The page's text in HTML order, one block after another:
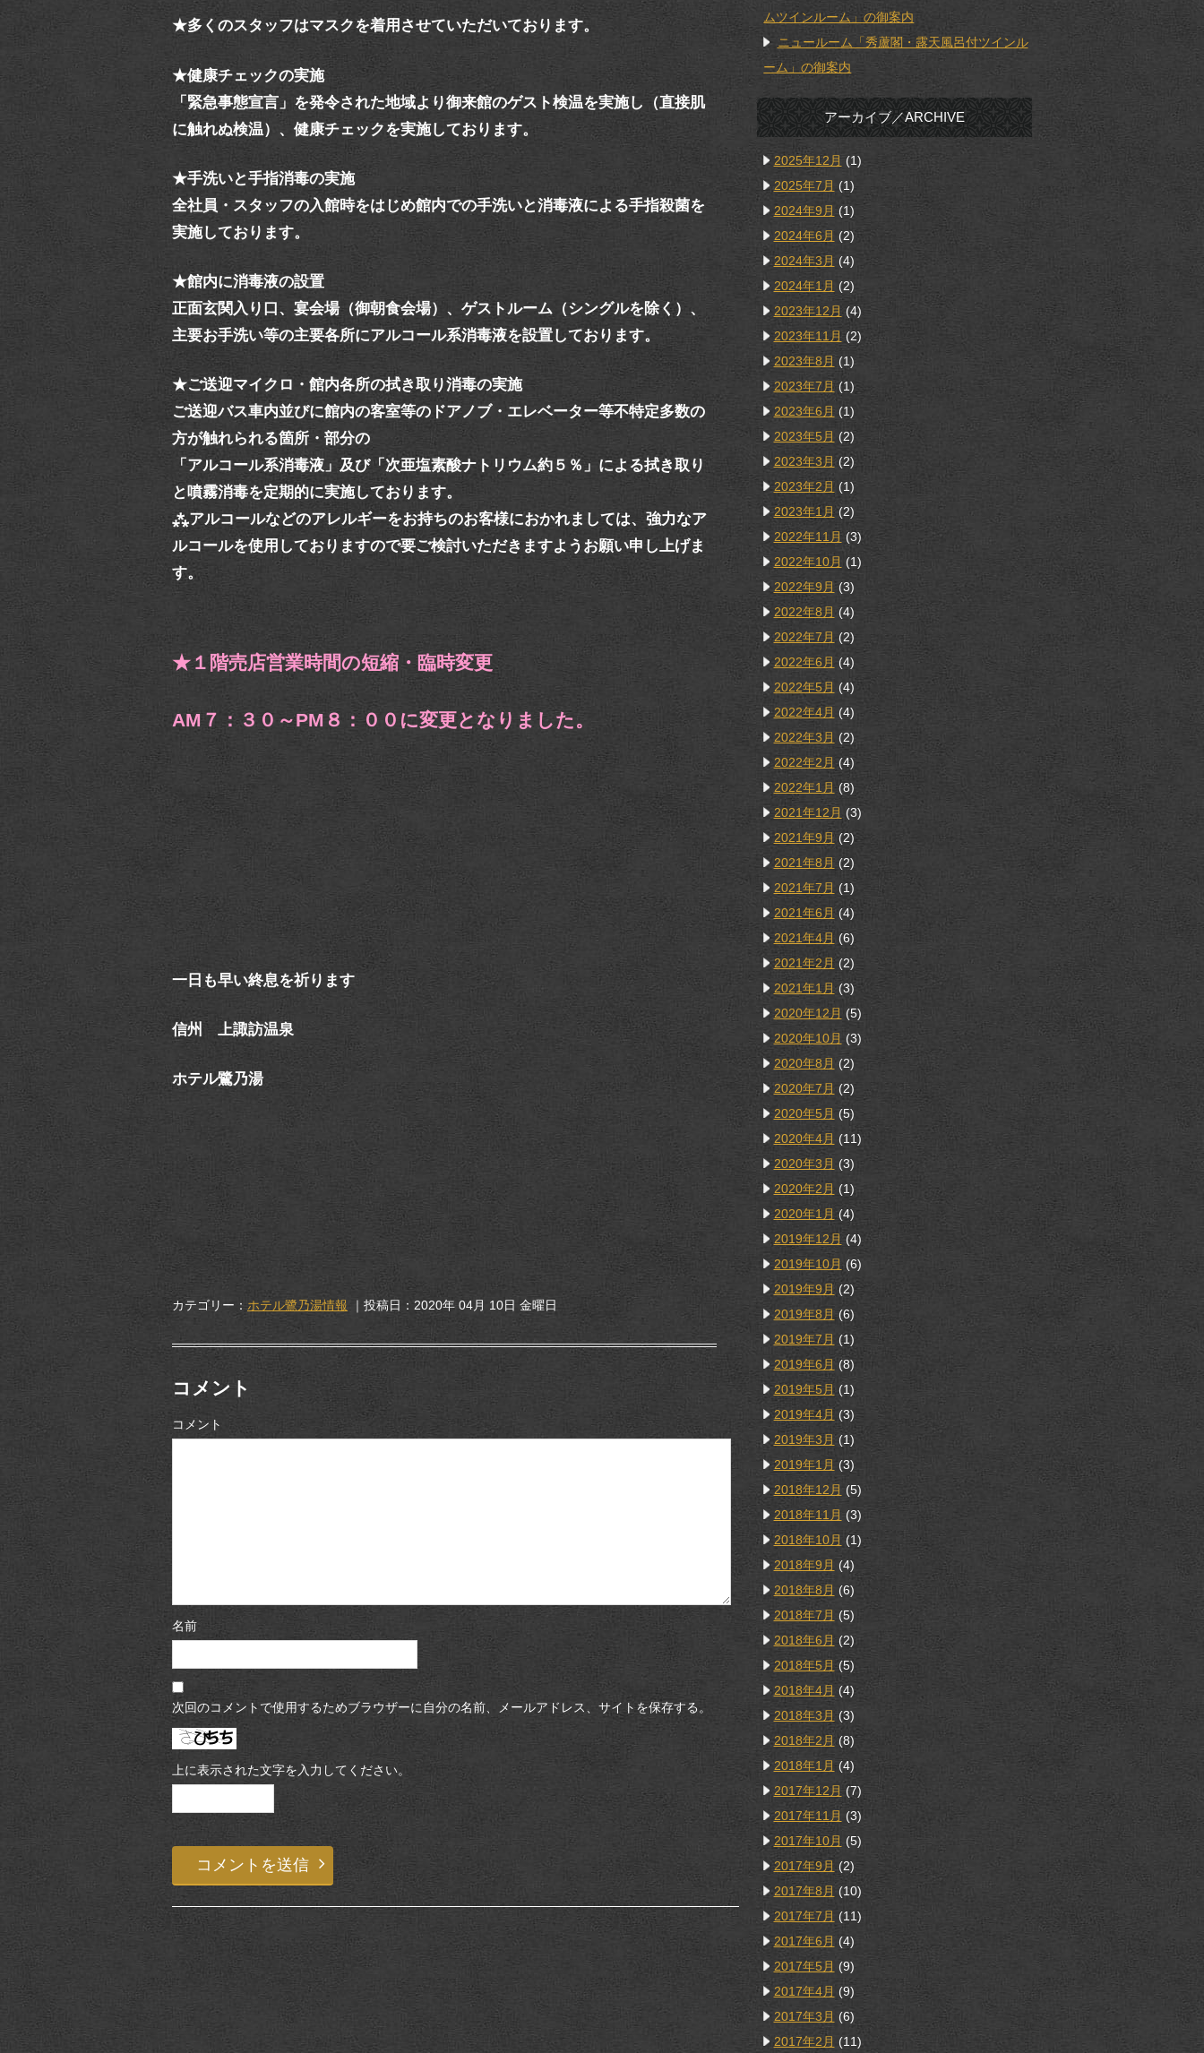
★多くのスタッフはマスクを着用させていただいております。
★健康チェックの実施
「緊急事態宣言」を発令された地域より御来館のゲスト検温を実施し（直接肌
に触れぬ検温）、健康チェックを実施しております。
★手洗いと手指消毒の実施
全社員・スタッフの入館時をはじめ館内での手洗いと消毒液による手指殺菌を
実施しております。
★館内に消毒液の設置
正面玄関入り口、宴会場（御朝食会場）、ゲストルーム（シングルを除く）、
主要お手洗い等の主要各所にアルコール系消毒液を設置しております。
★ご送迎マイクロ・館内各所の拭き取り消毒の実施
ご送迎バス車内並びに館内の客室等のドアノブ・エレベーター等不特定多数の
方が触れられる箇所・部分の
「アルコール系消毒液」及び「次亜塩素酸ナトリウム約５％」による拭き取り
と噴霧消毒を定期的に実施しております。
⁂アルコールなどのアレルギーをお持ちのお客様におかれましては、強力なア
ルコールを使用しておりますので要ご検討いただきますようお願い申し上げま
す。
★１階売店営業時間の短縮・臨時変更
AM７：３０～PM８：００に変更となりました。
一日も早い終息を祈ります
信州 上諏訪温泉
ホテル鷺乃湯
カテゴリー： ホテル鷺乃湯情報 ｜投稿日：2020年 04月 10日 金曜日
コメント
コメント
名前
次回のコメントで使用するためブラウザーに自分の名前、メールアドレス、サイトを保存する。
上に表示された文字を入力してください。
ムツインルーム」の御案内
ニュールーム「秀蘆閣・露天風呂付ツインル
ーム」の御案内
アーカイブ／ARCHIVE
2025年12月 (1)
2025年7月 (1)
2024年9月 (1)
2024年6月 (2)
2024年3月 (4)
2024年1月 (2)
2023年12月 (4)
2023年11月 (2)
2023年8月 (1)
2023年7月 (1)
2023年6月 (1)
2023年5月 (2)
2023年3月 (2)
2023年2月 (1)
2023年1月 (2)
2022年11月(3)
2022年10月 (1)
2022年9月(3)
2022年8月 (4)
2022年7月 (2)
2022年6月 (4)
2022年5月 (4)
2022年4月 (4)
2022年3月 (2)
2022年2月 (4)
2022年1月 (8)
2021年12月 (3)
2021年9月 (2)
2021年8月 (2)
2021年7月 (1)
2021年6月 (4)
2021年4月 (6)
2021年2月 (2)
2021年1月(3)
2020年12月 (5)
2020年10月 (3)
2020年8月 (2)
2020年7月 (2)
2020年5月 (5)
2020年4月 (11)
2020年3月 (3)
2020年2月 (1)
2020年1月 (4)
2019年12月 (4)
2019年10月 (6)
2019年9月 (2)
2019年8月 (6)
2019年7月 (1)
2019年6月 (8)
2019年5月 (1)
2019年4月 (3)
2019年3月(1)
2019年1月 (3)
2018年12月 (5)
2018年11月 (3)
2018年10月 (1)
2018年9月 (4)
2018年8月 (6)
2018年7月 (5)
2018年6月 (2)
2018年5月 (5)
2018年4月 (4)
2018年3月 (3)
2018年2月 (8)
2018年1月 (4)
2017年12月 (7)
2017年11月 (3)
2017年10月 (5)
2017年9月 (2)
2017年8月 (10)
2017年7月 (11)
2017年6月 (4)
2017年5月 (9)
2017年4月 (9)
2017年3月 (6)
2017年2月 (11)